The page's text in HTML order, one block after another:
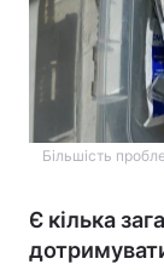
Більшість
Є кілька